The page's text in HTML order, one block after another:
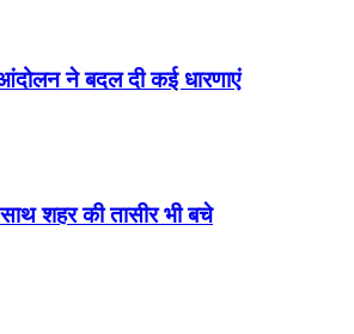
ने बदल दी कई धारणाएं
शहर की तासीर भी बचे